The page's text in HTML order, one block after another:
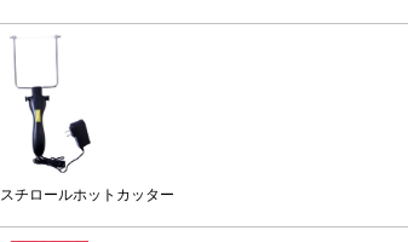
スチロールホットカッター